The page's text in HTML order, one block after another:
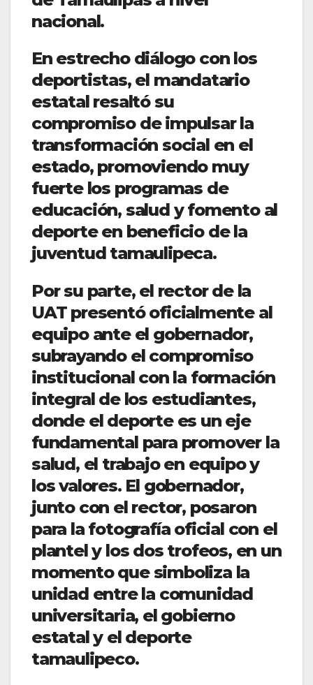
nacional.
En estrecho diálogo con los
deportistas, el mandatario
estatal resaltó su
compromiso de impulsar la
transformación social en el
estado, promoviendo muy
fuerte los programas de
educación, salud y fomento al
deporte en beneficio de la
juventud tamaulipeca.
Por su parte, el rector de la
UAT presentó oficialmente al
equipo ante el gobernador,
subrayando el compromiso
institucional con la formación
integral de los estudiantes,
donde el deporte es un eje
fundamental para promover la
salud, el trabajo en equipo y
los valores. El gobernador,
junto con el rector, posaron
para la fotografía oficial con el
plantel y los dos trofeos, en un
momento que simboliza la
unidad entre la comunidad
universitaria, el gobierno
estatal y el deporte
tamaulipeco.